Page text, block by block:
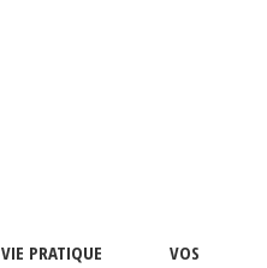
VIE PRATIQUE VOS